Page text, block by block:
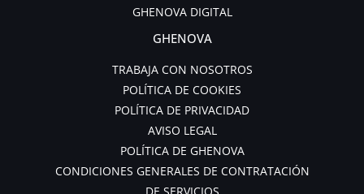
GHENOVA DIGITAL
GHENOVA
TRABAJA CON NOSOTROS
POLÍTICA DE COOKIES
POLÍTICA DE PRIVACIDAD
AVISO LEGAL
POLÍTICA DE GHENOVA
CONDICIONES GENERALES DE CONTRATACIÓN
DE SERVICIOS